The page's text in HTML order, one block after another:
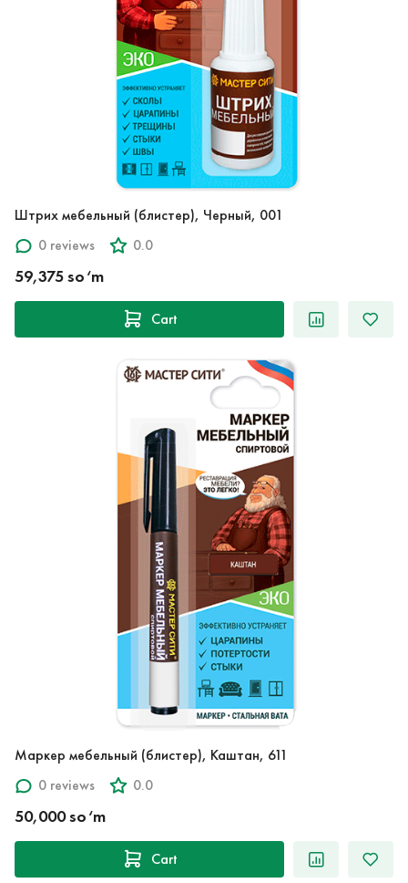
Штрих мебельный (блистер), Черный, 001
0 reviews
0.0
59,375 so‘m
Cart
Маркер мебельный (блистер), Каштан, 611
0 reviews
0.0
50,000 so‘m
Cart